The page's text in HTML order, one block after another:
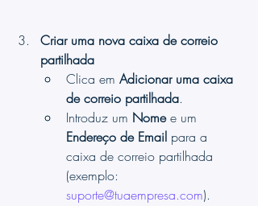
Criar uma nova caixa de correio
partilhada
Clica em Adicionar uma caixa
de correio partilhada.
Introduz um Nome e um
Endereço de Email para a
caixa de correio partilhada
(exemplo:
suporte@tuaempresa.com).